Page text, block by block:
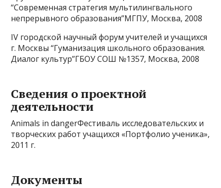
“Современная стратегия мультилингвального
непрерывного образования”МГПУ, Москва, 2008
IV городской научный форум учителей и учащихся
г. Москвы “Гуманизация школьного образования.
Диалог культур”ГБОУ СОШ №1357, Москва, 2008
Сведения о проектной
деятельности
Animals in dangerФестиваль исследовательских и
творческих работ учащихся «Портфолио ученика»,
2011 г.
Документы